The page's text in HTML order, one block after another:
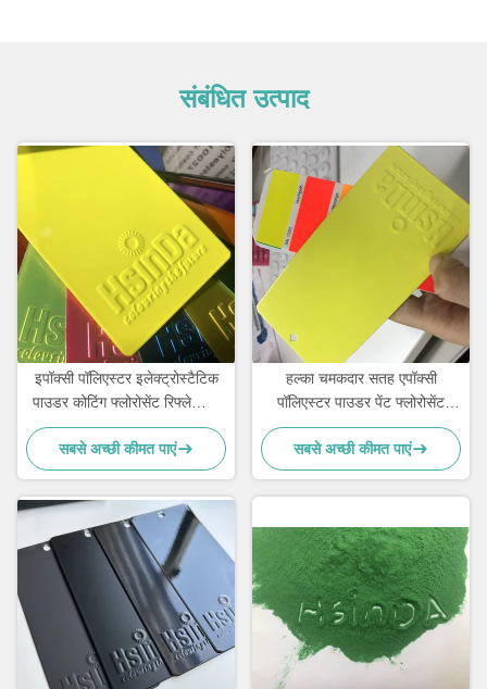
संबंधित उत्पाद
इपॉक्सी पॉलिएस्टर इलेक्ट्रोस्टैटिक
पाउडर कोटिंग फ्लोरोसेंट रिफ्लेक्सिव
कलर नीयन गुलाबी
सबसे अच्छी कीमत पाएं
हल्का चमकदार सतह एपॉक्सी
पॉलिएस्टर पाउडर पेंट फ्लोरोसेंट
नीयन प्रभाव
सबसे अच्छी कीमत पाएं